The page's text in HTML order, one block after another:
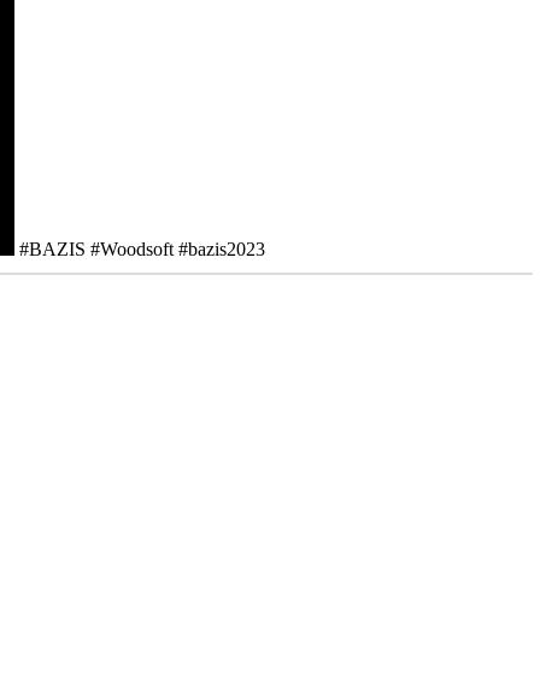
#BAZIS #Woodsoft #bazis2023